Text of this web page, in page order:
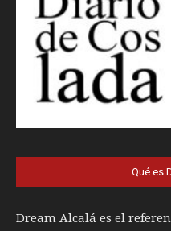
Qué es
Dream Alcalá es el